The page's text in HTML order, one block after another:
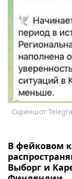
Скриншот
В фейковом
Выборг и